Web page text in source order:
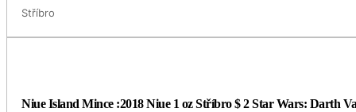
Stříbro
Niue Island Mince :2018 Niue 1 oz Stříbro $ 2 Star Wars: Darth